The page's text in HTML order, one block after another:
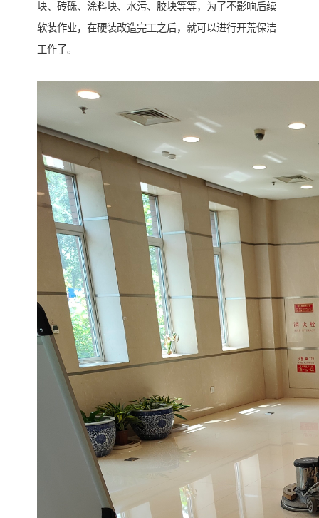
块、砖砾、涂料块、水污、胶块等等，为了不影响后续
软装作业，在硬装改造完工之后，就可以进行开荒保洁
工作了。